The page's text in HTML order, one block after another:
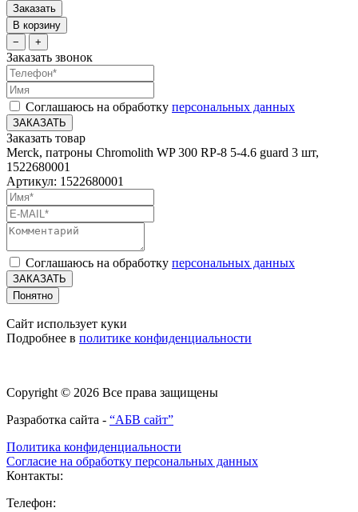
Заказать
В корзину
−
+
Заказать звонок
Соглашаюсь на обработку персональных данных
ЗАКАЗАТЬ
Заказать товар
Merck, патроны Chromolith WP 300 RP-8 5-4.6 guard 3 шт,
1522680001
Артикул: 1522680001
Соглашаюсь на обработку персональных данных
ЗАКАЗАТЬ
Понятно
Сайт использует куки
Подробнее в политике конфиденциальности
Copyright © 2026 Все права защищены
Разработка сайта - “АБВ сайт”
Политика конфиденциальности
Согласие на обработку персональных данных
Контакты:
Телефон: